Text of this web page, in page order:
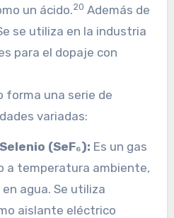
un ácido.20 Además de
se utiliza en la industria
para el dopaje con
forma una serie de
variadas:
(SeF₆): Es un gas
a temperatura ambiente,
agua. Se utiliza
aislante eléctrico